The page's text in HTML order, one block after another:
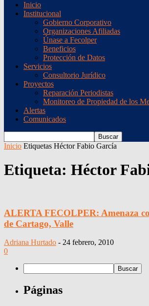
Inicio
Institucional
Gobierno Corporativo
Organizaciones Afiliadas
Únase a Fecolper
Beneficios
Protección de Datos
Servicios
Consultorio Jurídico
Proyectos
Reparación Periodistas
Monitoreo de Propiedad de los
Alertas
Comunicados
Inicio Etiquetas Héctor Fabio García
Etiqueta: Héctor
ALERTA FECOLPER: Amenaza
de Cartago, Valle
Adriana Hurtado - 24 febrero, 2010
0
Páginas